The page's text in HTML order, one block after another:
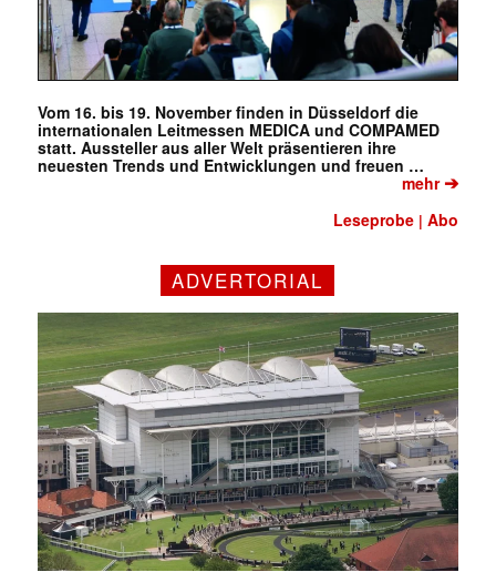
Vom 16. bis 19. November finden in Düsseldorf die
internationalen Leitmessen MEDICA und COMPAMED
statt. Aussteller aus aller Welt präsentieren ihre
neuesten Trends und Entwicklungen und freuen …
mehr➔
Leseprobe |Abo
ADVERTORIAL